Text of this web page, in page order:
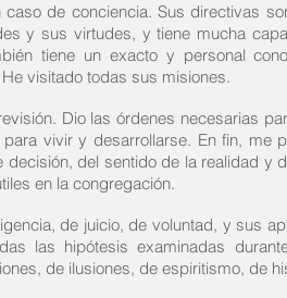
de conciencia. Sus directivas
y sus virtudes, y tiene mucha
tiene un exacto y personal
visitado todas sus misiones.
Dio las órdenes necesarias
vivir y desarrollarse. En fin, me
del sentido de la realidad y
en la congregación.
de juicio, de voluntad, y sus
las hipótesis examinadas
de ilusiones, de espiritismo, de